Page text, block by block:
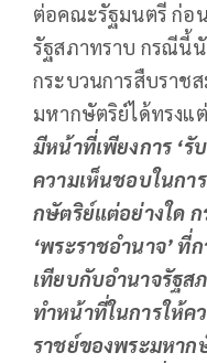
ต่อคณะรัฐมนตรี ก่อ
รัฐสภาทราบ กรณีนี้
กระบวนการสืบราช
มหากษัตริย์ได้ทรงแ
มีหน้าที่เพียงการ ‘รั
ความเห็นชอบในกา
กษัตริย์แต่อย่างใด
‘พระราชอำนาจ’ ที่
เทียบกับอำนาจรัฐส
ทำหน้าที่ในการให้ค
ราชย์ของพระมหาก